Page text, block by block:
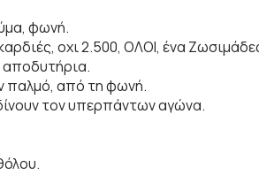
φωνή.
οχι 2.500, ΟΛΟΙ, ένα
αποδυτήρια.
παλμό, από τη φωνή.
τον υπερπάντων αγώνα.